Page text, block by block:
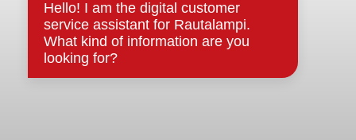
Saavutettavuusseloste
Tietosuoja
Tietosuojaselosteet